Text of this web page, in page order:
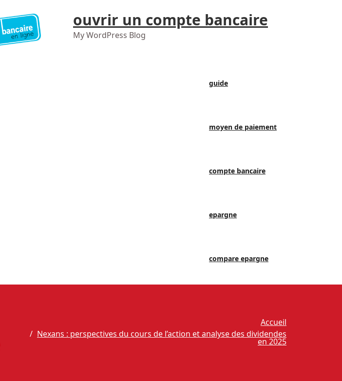
ouvrir un compte bancaire
My WordPress Blog
guide
moyen de paiement
compte bancaire
epargne
compare epargne
Accueil
Nexans : perspectives du cours de l’action et analyse des dividendes
en 2025